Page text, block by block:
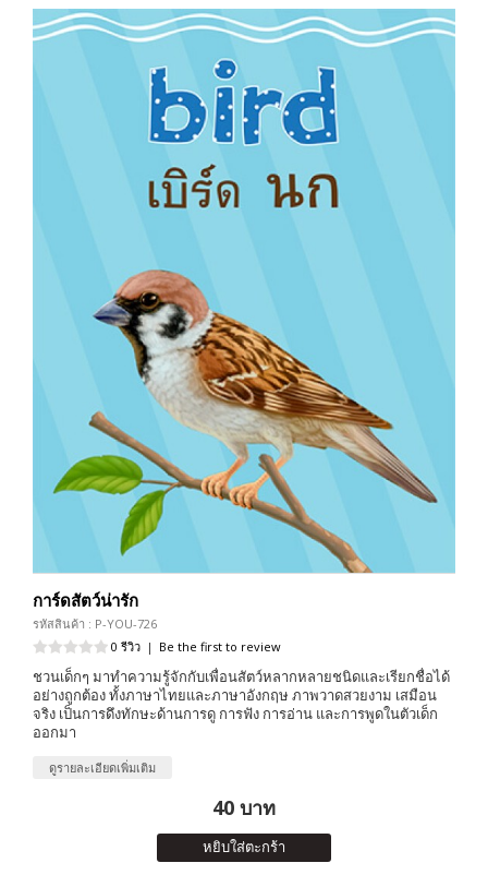
การ์ดสัตว์น่ารัก
รหัสสินค้า : P-YOU-726
0 รีวิว | Be the first to review
ชวนเด็กๆ มาทำความรู้จักกับเพื่อนสัตว์หลากหลายชนิดและเรียกชื่อได้
อย่างถูกต้อง ทั้งภาษาไทยและภาษาอังกฤษ ภาพวาดสวยงาม เสมือน
จริง เป็นการดึงทักษะด้านการดู การฟัง การอ่าน และการพูดในตัวเด็ก
ออกมา
ดูรายละเอียดเพิ่มเติม
40 บาท
หยิบใส่ตะกร้า